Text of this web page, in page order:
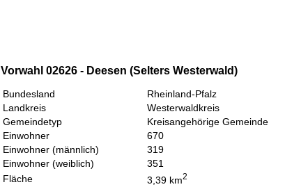
Vorwahl 02626 - Deesen (Selters Westerwald)
Bundesland
Rheinland-Pfalz
Landkreis
Westerwaldkreis
Gemeindetyp
Kreisangehörige Gemeinde
Einwohner
670
Einwohner (männlich)
319
Einwohner (weiblich)
351
Fläche
3,39 km2